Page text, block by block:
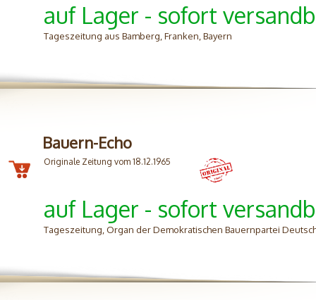
auf Lager - sofort
Tageszeitung aus Bamberg, Franken, Bayern
Bauern-Echo
Originale Zeitung vom 18.12.1965
auf Lager - sofort
Tageszeitung, Organ der Demokratischen Bauernpartei